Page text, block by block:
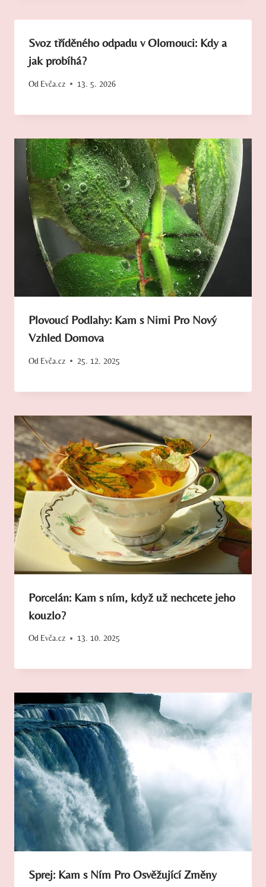
Svoz tříděného odpadu v Olomouci: Kdy a
jak probíhá?
Od Evča.cz 13. 5. 2026
Plovoucí Podlahy: Kam s Nimi Pro Nový
Vzhled Domova
Od Evča.cz 25. 12. 2025
Porcelán: Kam s ním, když už nechcete jeho
kouzlo?
Od Evča.cz 13. 10. 2025
Sprej: Kam s Ním Pro Osvěžující Změny